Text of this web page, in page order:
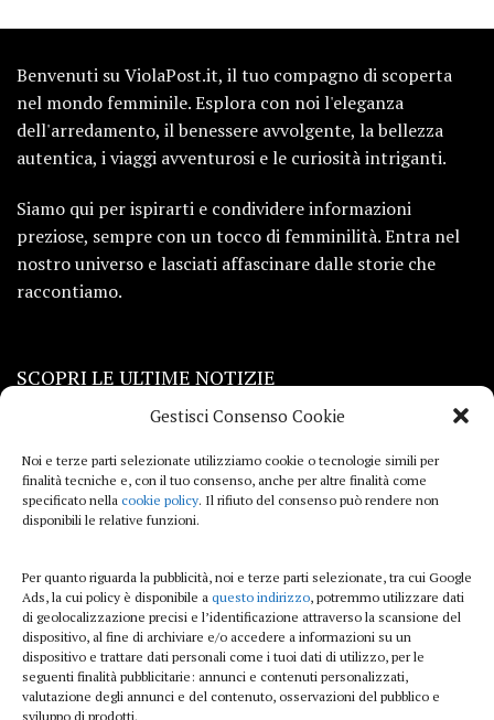
Gestisci Consenso Cookie
Noi e terze parti selezionate utilizziamo cookie o tecnologie simili per
finalità tecniche e, con il tuo consenso, anche per altre finalità come
specificato nella cookie policy. Il rifiuto del consenso può rendere non
disponibili le relative funzioni.
Per quanto riguarda la pubblicità, noi e terze parti selezionate, tra cui Google
Ads, la cui policy è disponibile a questo indirizzo, potremmo utilizzare dati
di geolocalizzazione precisi e l’identificazione attraverso la scansione del
dispositivo, al fine di archiviare e/o accedere a informazioni su un
dispositivo e trattare dati personali come i tuoi dati di utilizzo, per le
seguenti finalità pubblicitarie: annunci e contenuti personalizzati,
valutazione degli annunci e del contenuto, osservazioni del pubblico e
sviluppo di prodotti.
Benvenuti su ViolaPost.it, il tuo compagno di scoperta
nel mondo femminile. Esplora con noi l'eleganza
dell'arredamento, il benessere avvolgente, la bellezza
autentica, i viaggi avventurosi e le curiosità intriganti.
Siamo qui per ispirarti e condividere informazioni
preziose, sempre con un tocco di femminilità. Entra nel
nostro universo e lasciati affascinare dalle storie che
raccontiamo.
SCOPRI LE ULTIME NOTIZIE
Viaggi
Beauty e benessere
Curiosità
Lifestyle
Sport